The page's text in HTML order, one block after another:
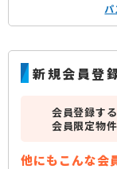
新規会員登
会員登録する
会員限定物
他にもこんな会